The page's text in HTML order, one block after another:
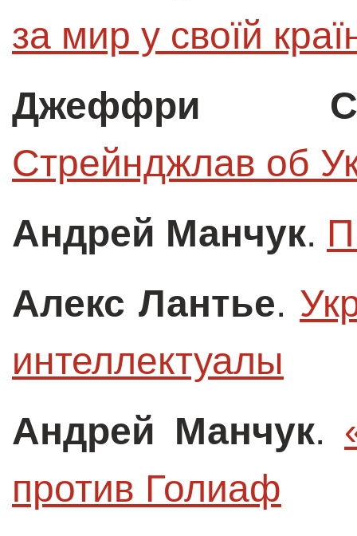
за мир у своїй
Джеффри
Стрейнджлав об
Андрей Манчук.
Алекс Лантье.
интеллектуалы
Андрей Манчук.
против Голиаф